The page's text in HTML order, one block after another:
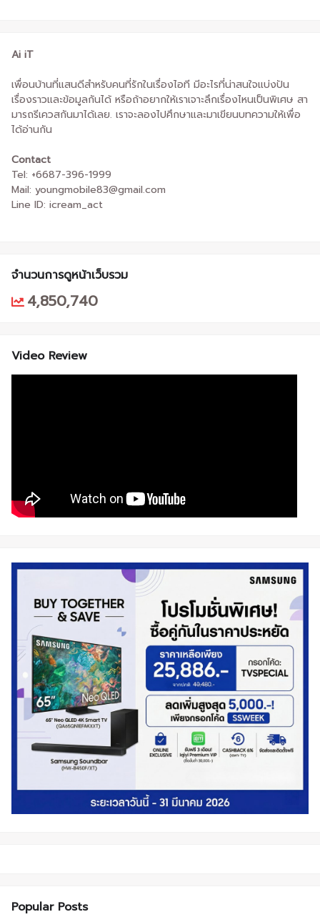
Ai iT
เพื่อนบ้านที่แสนดีสำหรับคนที่รักในเรื่องไอที มีอะไรที่น่าสนใจแบ่งปัน
เรื่องราวและข้อมูลกันได้ หรือถ้าอยากให้เราเจาะลึกเรื่องไหนเป็นพิเศษ สา
มารถรีเควสกันมาได้เลย. เราจะลองไปศึกษาและมาเขียนบทความให้เพื่อ
ได้อ่านกัน
Contact
Tel: +6687-396-1999
Mail: youngmobile83@gmail.com
Line ID: icream_act
จำนวนการดูหน้าเว็บรวม
4,850,740
Video Review
Popular Posts